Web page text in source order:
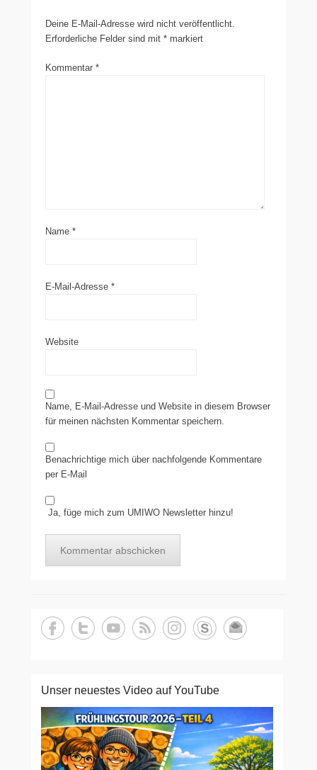
Deine E-Mail-Adresse wird nicht veröffentlicht.
Erforderliche Felder sind mit * markiert
Kommentar *
Name *
E-Mail-Adresse *
Website
Name, E-Mail-Adresse und Website in diesem Browser
für meinen nächsten Kommentar speichern.
Benachrichtige mich über nachfolgende Kommentare
per E-Mail
Ja, füge mich zum UMIWO Newsletter hinzu!
Unser neuestes Video auf YouTube